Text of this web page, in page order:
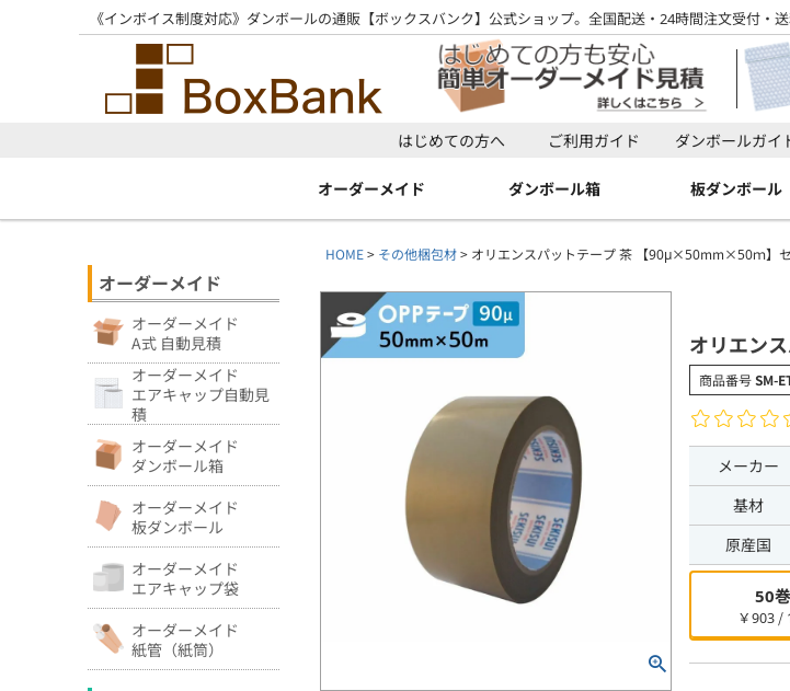
《インボイス制度対応》ダンボールの通販【ボックスバンク】公式ショップ。全国配送・24時間注文受付・送
はじめての方へ ご利用ガイド ダンボールガイ
オーダーメイド ダンボール箱 板ダンボール
オーダーメイド
オーダーメイド
A式 自動見積
オーダーメイド
エアキャップ自動見
積
オーダーメイド
ダンボール箱
オーダーメイド
板ダンボール
オーダーメイド
エアキャップ袋
オーダーメイド
紙管（紙筒）
HOME その他梱包材 オリエンスパットテープ 茶 【90μ×50mm×50ｍ】
オリエン
商品番号SM-
メーカー
基材
原産国
50巻
￥903 /